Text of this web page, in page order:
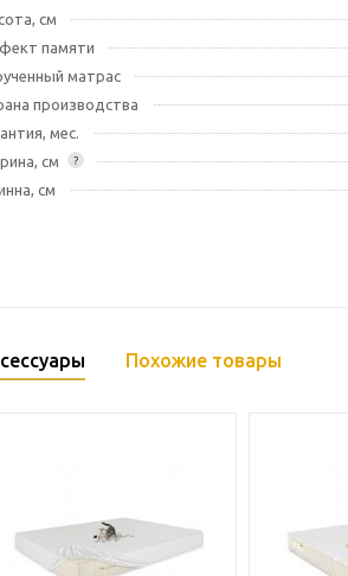
см
памяти
матрас
производства
мес.
?
см
см
Похожие товары